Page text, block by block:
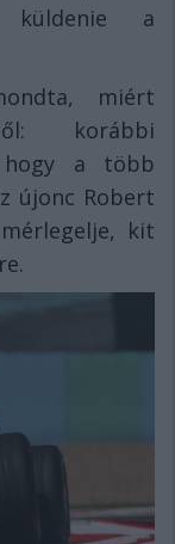
küldenie a
miért
korábbi
hogy a több
újonc Robert
kit